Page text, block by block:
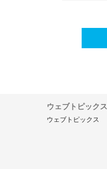
ウェブトピックス
ウェブトピックス